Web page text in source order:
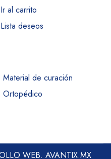
Ir al carrito
Lista deseos
Material de curación
Ortopédico
WEB. AVANTIX.MX